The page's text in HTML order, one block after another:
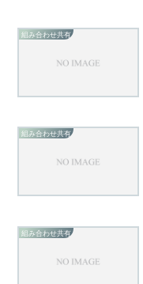
組み合わせ共有
組み合わせ共有
組み合わせ共有